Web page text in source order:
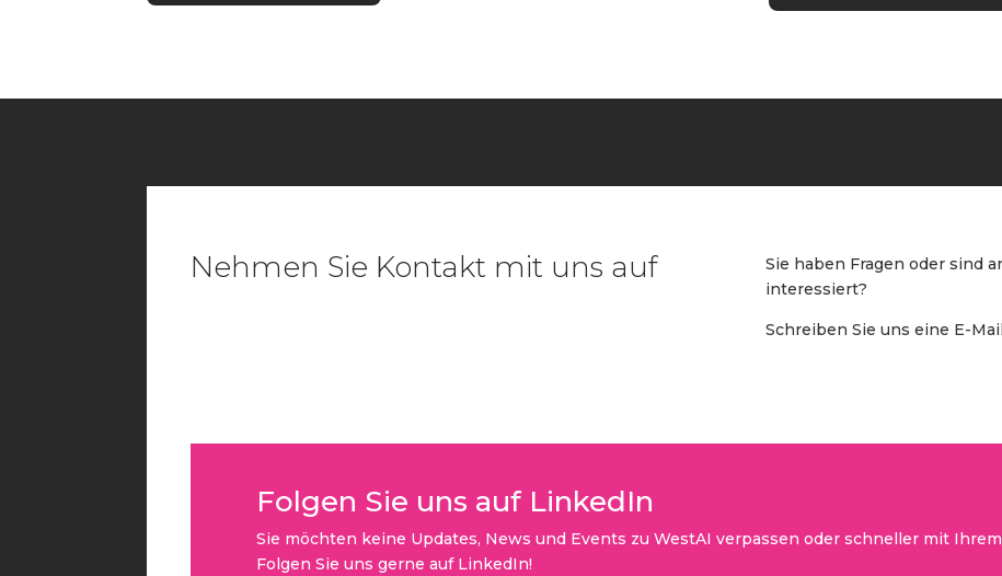
Nehmen Sie Kontakt mit uns auf
Sie haben Fragen oder sind
interessiert?
Schreiben Sie uns eine E-
Folgen Sie uns auf LinkedIn
Sie möchten keine Updates, News und Events zu WestAI verpassen oder schneller mit
Folgen Sie uns gerne auf LinkedIn!